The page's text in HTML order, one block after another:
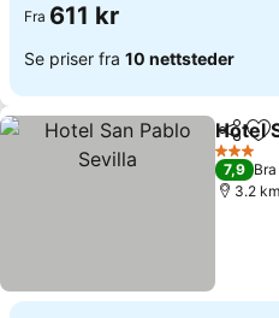
Fra 611 kr
Se priser fra 10 nettsteder
Del
Hotel
3 Stjerner
7,9 Bra
3.2